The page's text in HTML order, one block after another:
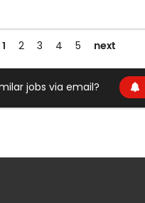
1 2 3 4 5 next
jobs via email?